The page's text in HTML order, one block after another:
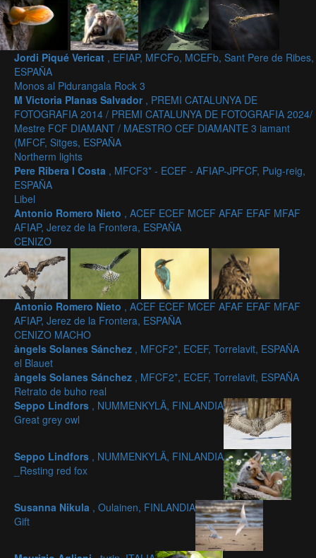
Jordi Piqué Vericat , EFIAP, MFCFo, MCEFb, Sant Pere de Ribes,
ESPAÑA
Monos al Pidurangala Rock 3
M Victoria Planas Salvador , PREMI CATALUNYA DE
FOTOGRAFIA 2014 / PREMI CATALUNYA DE FOTOGRAFIA 2024/
Mestre FCF DIAMANT / MAESTRO CEF DIAMANTE 3 iamant
(MFCF, Sitges, ESPAÑA
Northerm lights
Pere Ribera I Costa , MFCF3* - ECEF - AFIAP-JPFCF, Puig-reig,
ESPAÑA
Libel
Antonio Romero Nieto , ACEF ECEF MCEF AFAF EFAF MFAF
AFIAP, Jerez de la Frontera, ESPAÑA
CENIZO
Antonio Romero Nieto , ACEF ECEF MCEF AFAF EFAF MFAF
AFIAP, Jerez de la Frontera, ESPAÑA
CENIZO MACHO
àngels Solanes Sánchez , MFCF2*, ECEF, Torrelavit, ESPAÑA
el Blauet
àngels Solanes Sánchez , MFCF2*, ECEF, Torrelavit, ESPAÑA
Retrato de buho real
Seppo Lindfors , NUMMENKYLÄ, FINLANDIA
Great grey owl
Seppo Lindfors , NUMMENKYLÄ, FINLANDIA
_Resting red fox
Susanna Nikula , Oulainen, FINLANDIA
Gift